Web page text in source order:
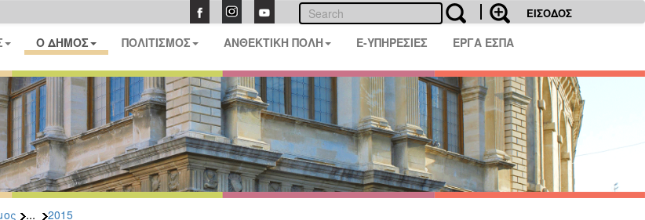
ΕΙΣΟΔΟΣ
Ο ΔΗΜΟΣ ΠΟΛΙΤΙΣΜΟΣ ΑΝΘΕΚΤΙΚΗ ΠΟΛΗ E-ΥΠΗΡΕΣΙΕΣ ΕΡΓΑ ΕΣΠΑ
... 2015